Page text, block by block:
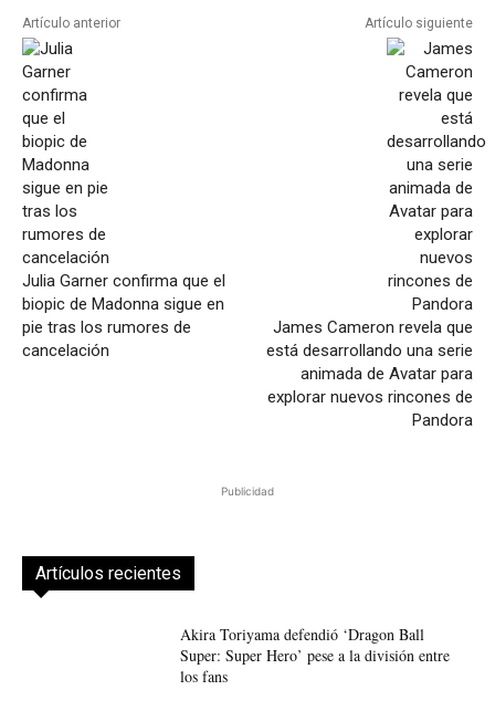
Artículo anterior
Julia Garner confirma que el
biopic de Madonna sigue en
pie tras los rumores de
cancelación
Artículo siguiente
James Cameron revela que
está desarrollando una serie
animada de Avatar para
explorar nuevos rincones de
Pandora
Publicidad
Artículos recientes
Akira Toriyama defendió ‘Dragon Ball
Super: Super Hero’ pese a la división entre
los fans